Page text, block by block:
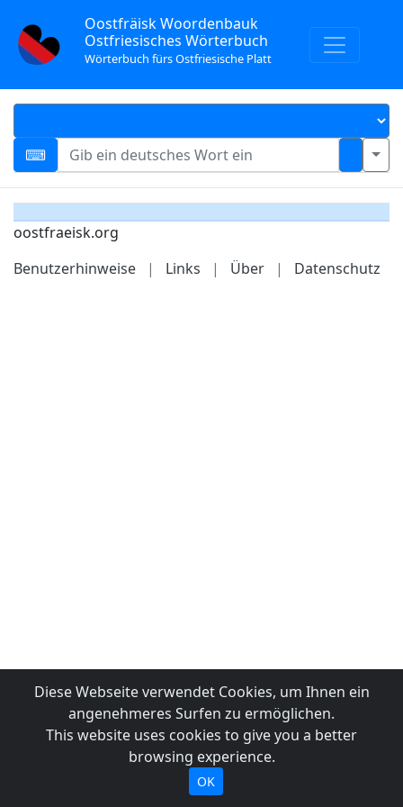
Oostfräisk Woordenbauk
Ostfriesisches Wörterbuch
Wörterbuch fürs Ostfriesische Platt
oostfraeisk.org
Benutzerhinweise
| Links | Über | Datenschutz
Diese Webseite verwendet Cookies, um Ihnen ein
angenehmeres Surfen zu ermöglichen.
This website uses cookies to give you a better
browsing experience.
OK